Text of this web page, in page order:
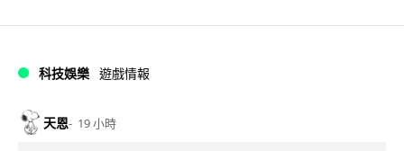
科技娛樂 遊戲情報
天恩 19 小時